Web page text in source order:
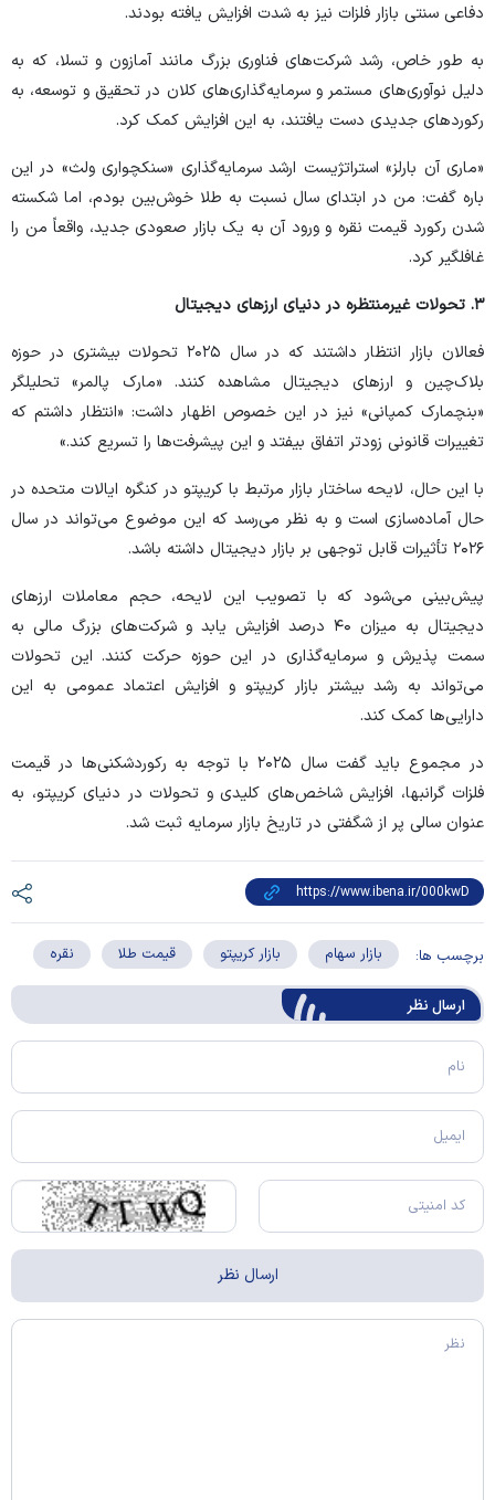
دفاعی سنتی بازار فلزات نیز به شدت افزایش یافته بودند.
به طور خاص، رشد شرکت‌های فناوری بزرگ مانند آمازون و تسلا، که به
دلیل نوآوری‌های مستمر و سرمایه‌گذاری‌های کلان در تحقیق و توسعه، به
رکورد‌های جدیدی دست یافتند، به این افزایش کمک کرد.
«ماری آن بارلز» استراتژیست ارشد سرمایه‌گذاری «سنکچواری ولث» در این
باره گفت: من در ابتدای سال نسبت به طلا خوش‌بین بودم، اما شکسته
شدن رکورد قیمت نقره و ورود آن به یک بازار صعودی جدید، واقعاً من را
غافلگیر کرد.
۳. تحولات غیرمنتظره در دنیای ارزهای دیجیتال
فعالان بازار انتظار داشتند که در سال ۲۰۲۵ تحولات بیشتری در حوزه
بلاک‌چین و ارز‌های دیجیتال مشاهده کنند. «مارک پالمر» تحلیلگر
«بنچمارک کمپانی» نیز در این خصوص اظهار داشت: «انتظار داشتم که
تغییرات قانونی زودتر اتفاق بیفتد و این پیشرفت‌ها را تسریع کند.»
با این حال، لایحه ساختار بازار مرتبط با کریپتو در کنگره ایالات متحده در
حال آماده‌سازی است و به نظر می‌رسد که این موضوع می‌تواند در سال
۲۰۲۶ تأثیرات قابل توجهی بر بازار دیجیتال داشته باشد.
پیش‌بینی می‌شود که با تصویب این لایحه، حجم معاملات ارز‌های
دیجیتال به میزان ۴۰ درصد افزایش یابد و شرکت‌های بزرگ مالی به
سمت پذیرش و سرمایه‌گذاری در این حوزه حرکت کنند. این تحولات
می‌تواند به رشد بیشتر بازار کریپتو و افزایش اعتماد عمومی به این
دارایی‌ها کمک کند.
در مجموع باید گفت سال ۲۰۲۵ با توجه به رکوردشکنی‌ها در قیمت
فلزات گرانبها، افزایش شاخص‌های کلیدی و تحولات در دنیای کریپتو، به
عنوان سالی پر از شگفتی در تاریخ بازار سرمایه ثبت شد.
برچسب ها: بازار سهام بازار کریپتو قیمت طلا نقره
ارسال‌ نظر